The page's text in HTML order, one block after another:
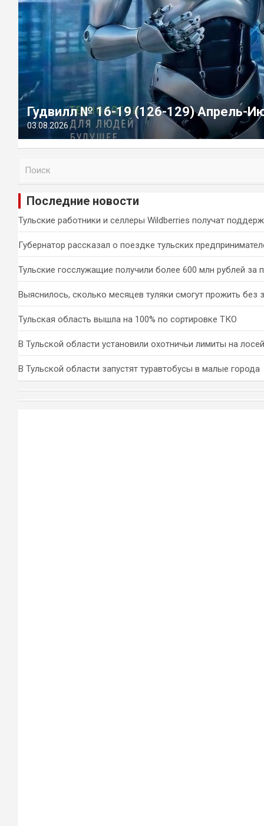
Гудвилл № 16-19 (126-129) Апрель-
03.08.2026
и
Последние новости
Тульские работники и селлеры Wildberries получат
Губернатор рассказал о поездке тульских
Тульские госслужащие получили более 600 млн рублей за
Выяснилось, сколько месяцев туляки смогут прожить без
Тульская область вышла на 100% по сортировке ТКО
В Тульской области установили охотничьи лимиты на
В Тульской области запустят туравтобусы в малые города